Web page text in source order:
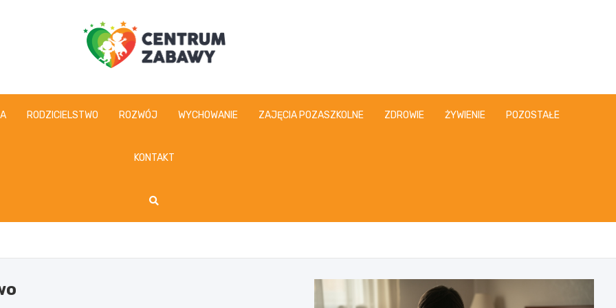
centrumzabawy.pl
RODZICIELSTWO ROZWÓJ WYCHOWANIE ZAJĘCIA POZASZKOLNE ZDROWIE ŻYWIENIE POZOSTAŁE
KONTAKT